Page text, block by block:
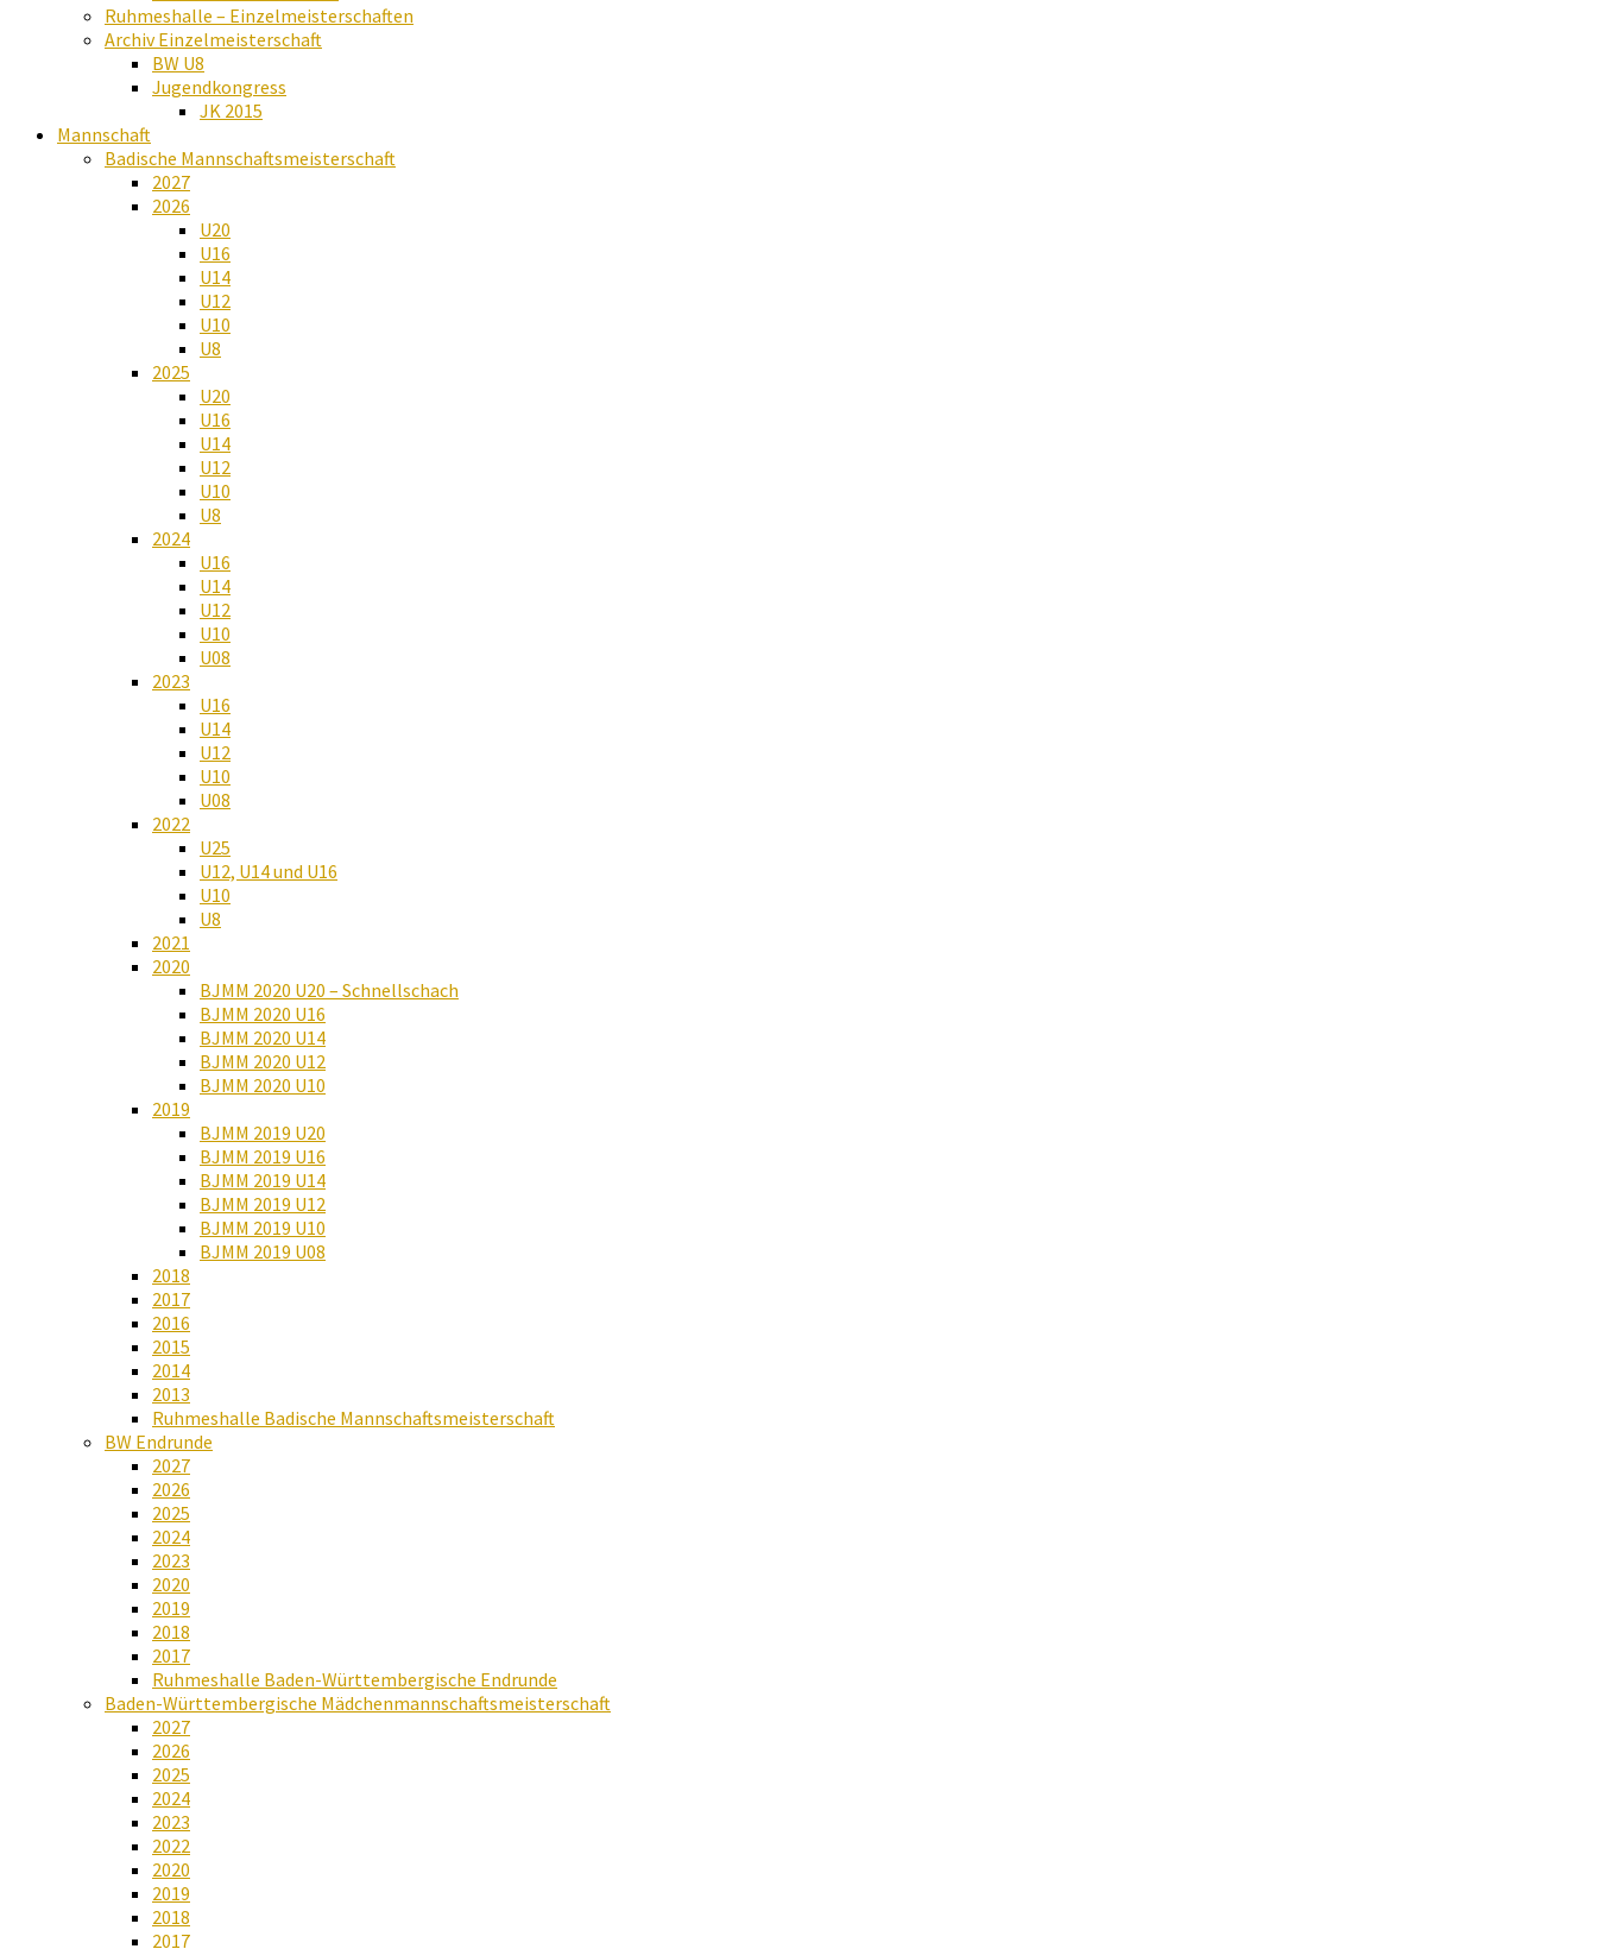
Ruhmeshalle – Einzelmeisterschaften
Archiv Einzelmeisterschaft
BW U8
Jugendkongress
JK 2015
Mannschaft
Badische Mannschaftsmeisterschaft
2027
2026
U20
U16
U14
U12
U10
U8
2025
U20
U16
U14
U12
U10
U8
2024
U16
U14
U12
U10
U08
2023
U16
U14
U12
U10
U08
2022
U25
U12, U14 und U16
U10
U8
2021
2020
BJMM 2020 U20 – Schnellschach
BJMM 2020 U16
BJMM 2020 U14
BJMM 2020 U12
BJMM 2020 U10
2019
BJMM 2019 U20
BJMM 2019 U16
BJMM 2019 U14
BJMM 2019 U12
BJMM 2019 U10
BJMM 2019 U08
2018
2017
2016
2015
2014
2013
Ruhmeshalle Badische Mannschaftsmeisterschaft
BW Endrunde
2027
2026
2025
2024
2023
2020
2019
2018
2017
Ruhmeshalle Baden-Württembergische Endrunde
Baden-Württembergische Mädchenmannschaftsmeisterschaft
2027
2026
2025
2024
2023
2022
2020
2019
2018
2017